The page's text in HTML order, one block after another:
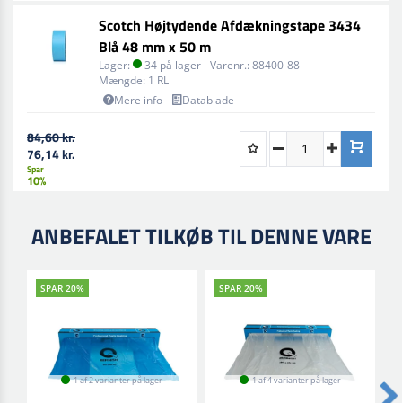
Scotch Højtydende Afdækningstape 3434
Blå 48 mm x 50 m
Lager: 34 på lager Varenr.: 88400-88
Mængde: 1 RL
Mere info
Datablade
84,60 kr.
76,14 kr.
Spar
10%
ANBEFALET TILKØB TIL DENNE VARE
SPAR 20%
1 af 2 varianter på lager
SPAR 20%
1 af 4 varianter på lager